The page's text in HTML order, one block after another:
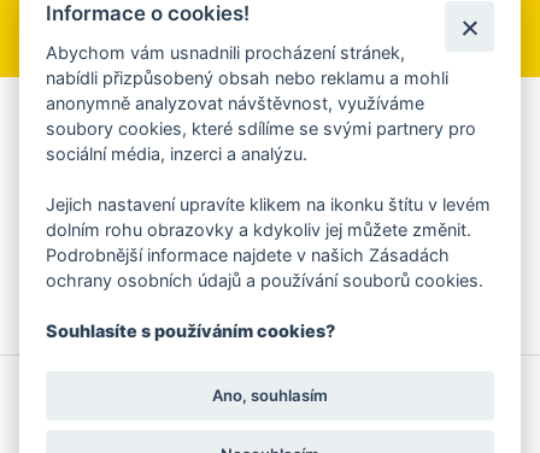
Přihlásit se k odběru
Aplikace Mobilní rozhlas
Chcete dostávat do svého mobilu či mailu upozornění na
ankety, pozvánky na kulturní a sportovní akce?
Více informací o aplikaci
Ochrana osobních údajů
Informace o cookies!
Abychom vám usnadnili procházení stránek,
nabídli přizpůsobený obsah nebo reklamu a mohli
anonymně analyzovat návštěvnost, využíváme
soubory cookies, které sdílíme se svými partnery pro
sociální média, inzerci a analýzu.
Jejich nastavení upravíte klikem na ikonku štítu v levém
dolním rohu obrazovky a kdykoliv jej můžete změnit.
Podrobnější informace najdete v našich Zásadách
ochrany osobních údajů a používání souborů cookies.
Souhlasíte s používáním cookies?
Ano, souhlasím